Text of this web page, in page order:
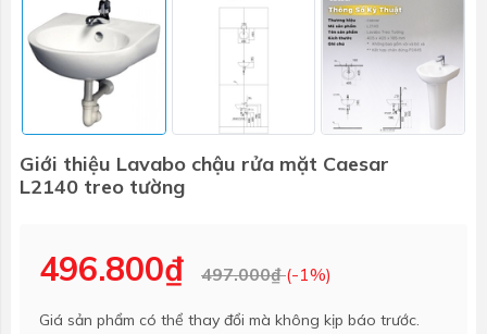
Giới thiệu Lavabo chậu rửa mặt Caesar
L2140 treo tường
496.800₫ 497.000₫(-1%)
Giá sản phẩm có thể thay đổi mà không kịp báo trước.